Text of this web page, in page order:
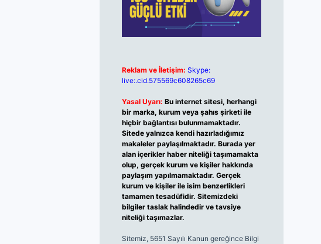
Reklam ve İletişim: Skype:
live:.cid.575569c608265c69
Yasal Uyarı: Bu internet sitesi, herhangi
bir marka, kurum veya şahıs şirketi ile
hiçbir bağlantısı bulunmamaktadır.
Sitede yalnızca kendi hazırladığımız
makaleler paylaşılmaktadır. Burada yer
alan içerikler haber niteliği taşımamakta
olup, gerçek kurum ve kişiler hakkında
paylaşım yapılmamaktadır. Gerçek
kurum ve kişiler ile isim benzerlikleri
tamamen tesadüfidir. Sitemizdeki
bilgiler taslak halindedir ve tavsiye
niteliği taşımazlar.
Sitemiz, 5651 Sayılı Kanun gereğince Bilgi